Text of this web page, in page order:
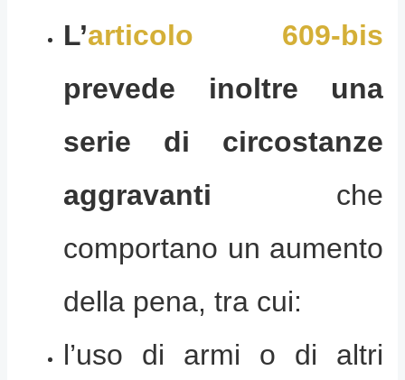
L’articolo 609-bis
prevede inoltre una
serie di circostanze
aggravanti che
comportano un aumento
della pena, tra cui:
l’uso di armi o di altri